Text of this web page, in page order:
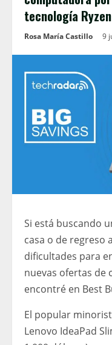
tecnología
Rosa María Castillo 9
Si está buscando
casa o de regreso
dificultades para
nuevas ofertas
encontré en Best
El popular
Lenovo IdeaPad